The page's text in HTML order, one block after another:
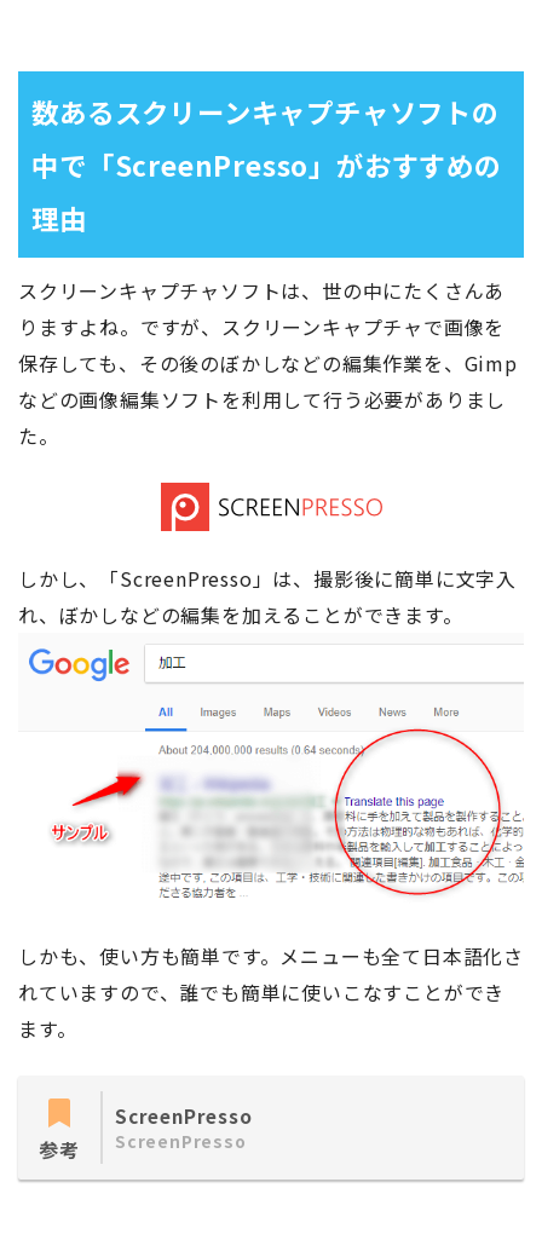
数あるスクリーンキャプチャソフトの
中で「ScreenPresso」がおすすめの
理由
スクリーンキャプチャソフトは、世の中にたくさんあ
りますよね。ですが、スクリーンキャプチャで画像を
保存しても、その後のぼかしなどの編集作業を、Gimp
などの画像編集ソフトを利用して行う必要がありまし
た。
しかし、「ScreenPresso」は、撮影後に簡単に文字入
れ、ぼかしなどの編集を加えることができます。
しかも、使い方も簡単です。メニューも全て日本語化さ
れていますので、誰でも簡単に使いこなすことができ
ます。
参考
ScreenPresso
ScreenPresso